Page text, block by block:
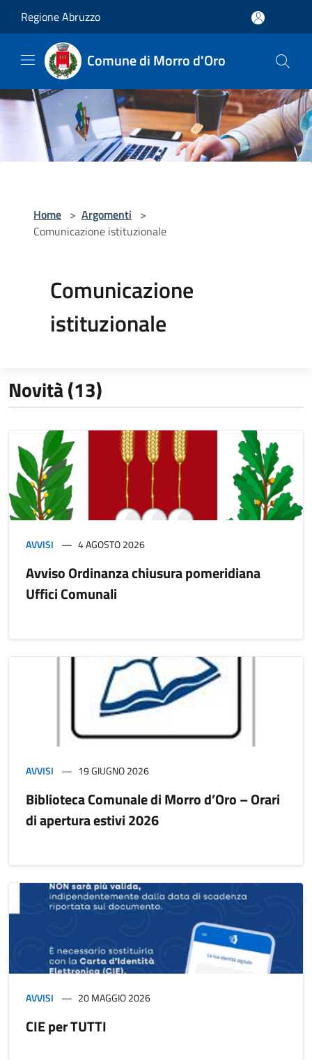
Regione Abruzzo
Comune di Morro d'Oro
Home > Argomenti >
Comunicazione istituzionale
Comunicazione
istituzionale
Novità (13)
AVVISI 4 AGOSTO 2026
Avviso Ordinanza chiusura pomeridiana
Uffici Comunali
AVVISI 19 GIUGNO 2026
Biblioteca Comunale di Morro d’Oro – Orari
di apertura estivi 2026
AVVISI 20 MAGGIO 2026
CIE per TUTTI